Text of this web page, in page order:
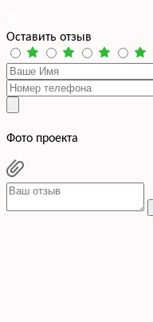
Оставить отзыв
Фото проекта